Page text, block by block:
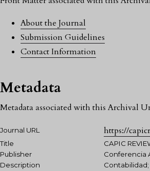
About the Journal
Submission Guidelines
Contact Information
Metadata
Metadata associated with this Archival
Journal URL https://
Title
CAPIC
Publisher
Conferencia
Description